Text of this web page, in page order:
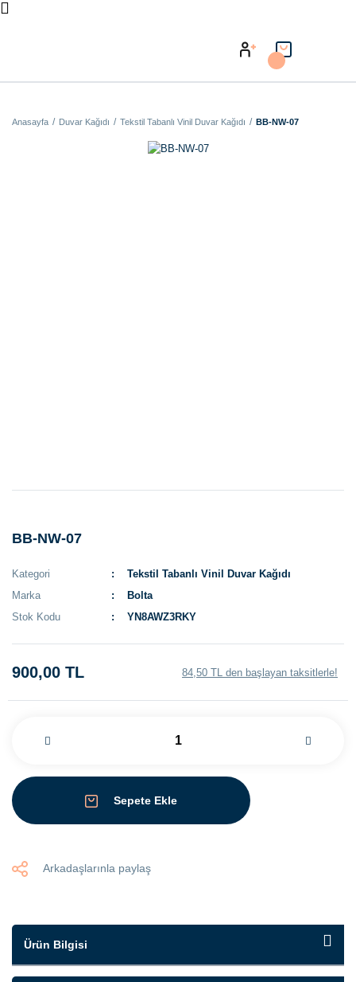
Anasayfa Duvar Kağıdı Tekstil Tabanlı Vinil Duvar Kağıdı BB-NW-07
BB-NW-07
Kategori
Tekstil Tabanlı Vinil Duvar Kağıdı
Marka
Bolta
Stok Kodu
YN8AWZ3RKY
900,00 TL 84,50 TL den başlayan taksitlerle!
Sepete Ekle
Arkadaşlarınla paylaş
Ürün Bilgisi